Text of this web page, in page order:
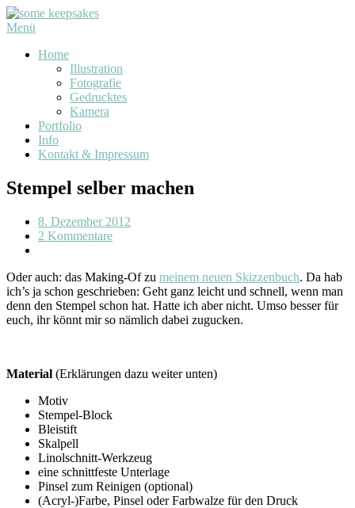
Menü
Home
Illustration
Fotografie
Gedrucktes
Kamera
Portfolio
Info
Kontakt & Impressum
Stempel selber machen
8. Dezember 2012
2 Kommentare
Oder auch: das Making-Of zu meinem neuen Skizzenbuch. Da hab
ich’s ja schon geschrieben: Geht ganz leicht und schnell, wenn man
denn den Stempel schon hat. Hatte ich aber nicht. Umso besser für
euch, ihr könnt mir so nämlich dabei zugucken.
Material (Erklärungen dazu weiter unten)
Motiv
Stempel-Block
Bleistift
Skalpell
Linolschnitt-Werkzeug
eine schnittfeste Unterlage
Pinsel zum Reinigen (optional)
(Acryl-)Farbe, Pinsel oder Farbwalze für den Druck